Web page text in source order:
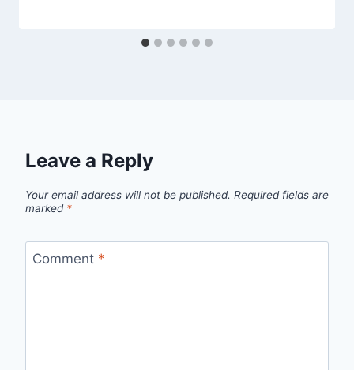
Leave a Reply
Your email address will not be published. Required fields are
marked *
Comment *